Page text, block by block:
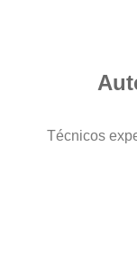
Técnicos